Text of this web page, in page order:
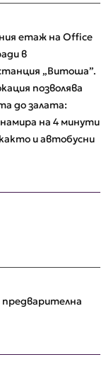
етаж на Office
в
„Витоша”.
позволява
до залата:
на 4 минути
и автобусни